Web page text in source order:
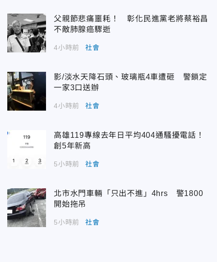
父親節悲痛噩耗！ 彰化民進黨老將蔡裕昌
不敵肺腺癌驟逝
4小時前 社會
影/淡水天降石頭、玻璃瓶4車遭砸 警鎖定
一家3口送辦
4小時前 社會
高雄119專線去年日平均404通騷擾電話！
創5年新高
5小時前 社會
北市水門車輛「只出不進」4hrs 警1800
開始拖吊
5小時前 社會